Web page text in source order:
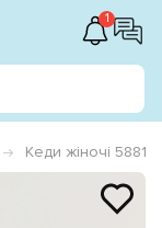
1
Кеди жіночі